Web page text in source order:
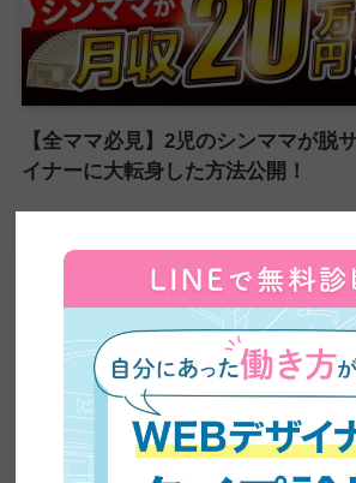
【全ママ必見】2児のシンママが脱
イナーに大転身した方法公開！